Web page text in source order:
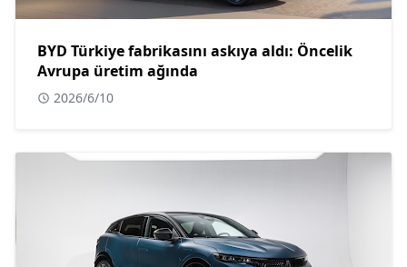
BYD Türkiye fabrikasını askıya aldı: Öncelik
Avrupa üretim ağında
2026/6/10